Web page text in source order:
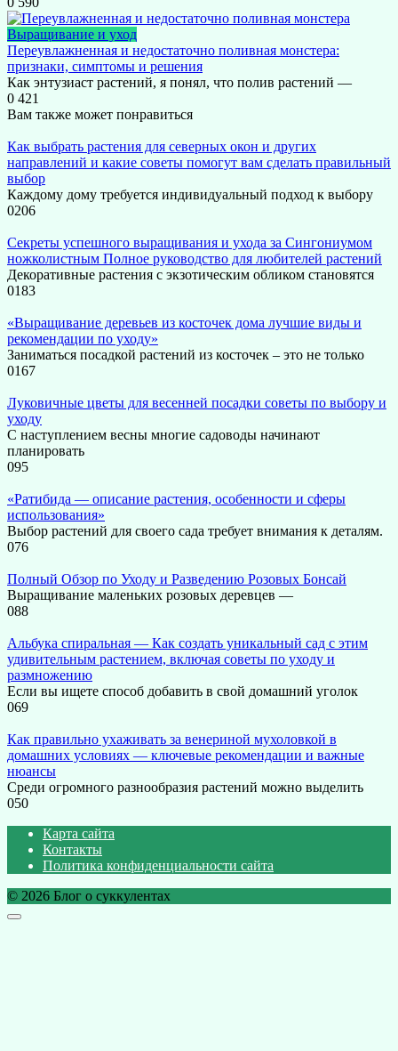
Выращивание и уход
Переувлажненная и недостаточно поливная монстера:
признаки, симптомы и решения
Как энтузиаст растений, я понял, что полив растений —
0 421
Вам также может понравиться
Как выбрать растения для северных окон и других
направлений и какие советы помогут вам сделать правильный
выбор
Каждому дому требуется индивидуальный подход к выбору
0206
Секреты успешного выращивания и ухода за Сингониумом
ножколистным Полное руководство для любителей растений
Декоративные растения с экзотическим обликом становятся
0183
«Выращивание деревьев из косточек дома лучшие виды и
рекомендации по уходу»
Заниматься посадкой растений из косточек – это не только
0167
Луковичные цветы для весенней посадки советы по выбору и
уходу
С наступлением весны многие садоводы начинают
планировать
095
«Ратибида — описание растения, особенности и сферы
использования»
Выбор растений для своего сада требует внимания к деталям.
076
Полный Обзор по Уходу и Разведению Розовых Бонсай
Выращивание маленьких розовых деревцев —
088
Альбука спиральная — Как создать уникальный сад с этим
удивительным растением, включая советы по уходу и
размножению
Если вы ищете способ добавить в свой домашний уголок
069
Как правильно ухаживать за венериной мухоловкой в
домашних условиях — ключевые рекомендации и важные
нюансы
Среди огромного разнообразия растений можно выделить
050
Карта сайта
Контакты
Политика конфиденциальности сайта
© 2026 Блог о суккулентах